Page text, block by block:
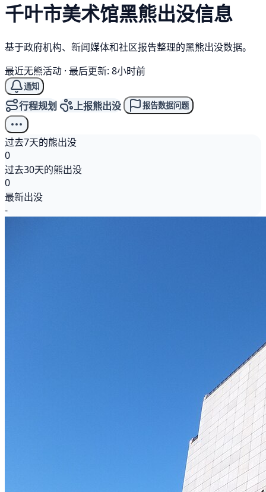
千叶市美术馆黑熊出没信息
基于政府机构、新闻媒体和社区报告整理的黑熊出没数据。
最近无熊活动 · 最后更新: 8小时前
通知
行程规划 上报熊出没 报告数据问题
过去7天的熊出没
0
过去30天的熊出没
0
最新出没
-